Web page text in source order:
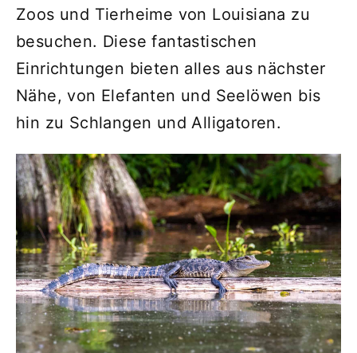
Zoos und Tierheime von Louisiana zu
besuchen. Diese fantastischen
Einrichtungen bieten alles aus nächster
Nähe, von Elefanten und Seelöwen bis
hin zu Schlangen und Alligatoren.